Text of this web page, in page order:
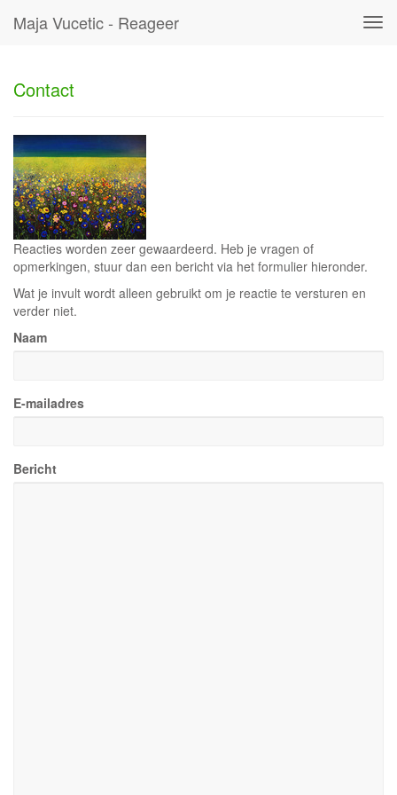
Maja Vucetic - Reageer
Contact
Reacties worden zeer gewaardeerd. Heb je vragen of
opmerkingen, stuur dan een bericht via het formulier hieronder.
Wat je invult wordt alleen gebruikt om je reactie te versturen en
verder niet.
Naam
E-mailadres
Bericht